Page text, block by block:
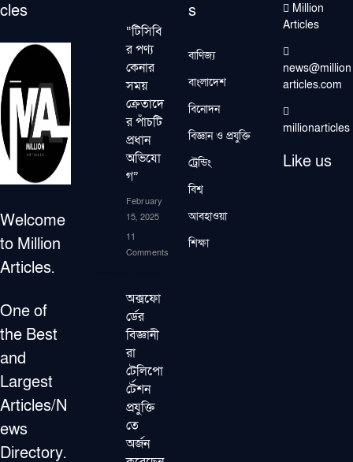
cles
Welcome
to Million
Articles.
One of
the Best
and
Largest
Articles/N
ews
Directory.
“টিসিবি
র পণ্য
কেনার
সময়
ক্রেতাদে
র পাঁচটি
প্রধান
অভিযো
গ”
February
15, 2025
11
Comments
অক্সফো
র্ডের
বিজ্ঞানী
রা
টেলিপো
র্টেশন
প্রযুক্তি
তে
অর্জন
s
বাণিজ্য
বাংলাদেশ
বিনোদন
বিজ্ঞান ও প্রযুক্তি
ট্রেন্ডিং
বিশ্ব
আবহাওয়া
শিক্ষা
Million
Articles
news@million
articles.com
millionarticles
Like us